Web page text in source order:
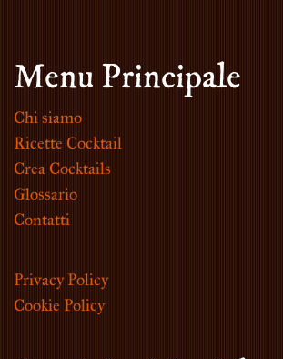
Menu Principale
Chi siamo
Ricette Cocktail
Crea Cocktails
Glossario
Contatti
Privacy Policy
Cookie Policy